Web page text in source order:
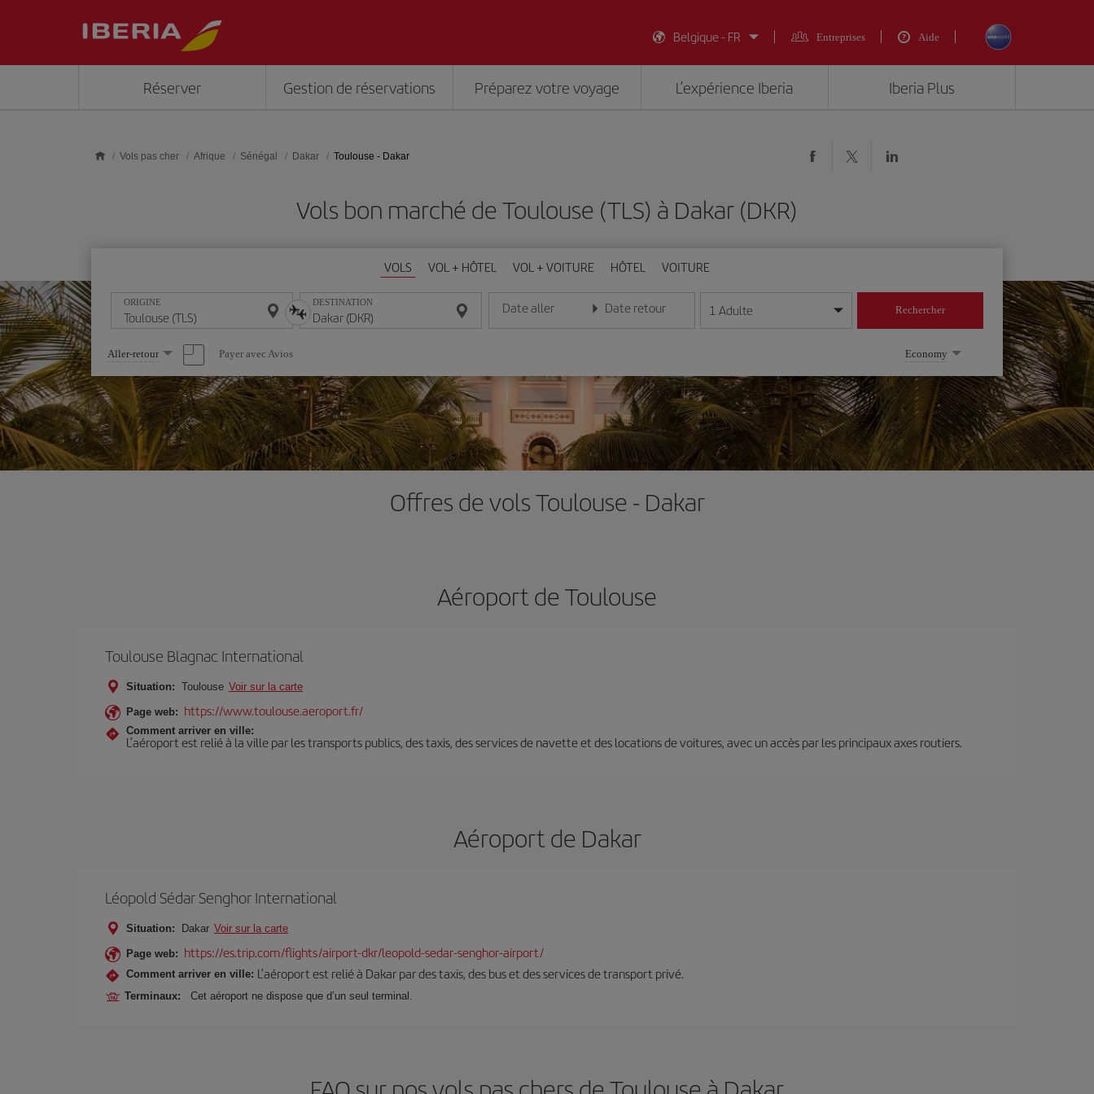
Belgique - FR
Entreprises Aide
Réserver Gestion de réservations Préparez votre voyage L’expérience Iberia Iberia Plus
Vols pas cher Afrique Sénégal Dakar Toulouse - Dakar
Vols bon marché de Toulouse (TLS) à Dakar (DKR)
VOLS VOL + HÔTEL VOL + VOITURE HÔTEL VOITURE
ORIGINE DESTINATION Date aller
Entrez la date au format jour/mois/année
Date retour
Entrez la date au format jour/mois/année
1 Adulte Rechercher
Sélectionnez
une
option
Aller-retour Payer avec Avios Economy
Offres de vols Toulouse - Dakar
Aéroport de Toulouse
Toulouse Blagnac International
Situation: Toulouse Voir sur la carte
Page web: https://www.toulouse.aeroport.fr/
Comment arriver en ville:
L’aéroport est relié à la ville par les transports publics, des taxis, des services de navette et des locations de voitures, avec un accès par les principaux axes routiers.
Aéroport de Dakar
Léopold Sédar Senghor International
Situation: Dakar Voir sur la carte
Page web: https://es.trip.com/flights/airport-dkr/leopold-sedar-senghor-airport/
Comment arriver en ville: L’aéroport est relié à Dakar par des taxis, des bus et des services de transport privé.
Terminaux: Cet aéroport ne dispose que d’un seul terminal.